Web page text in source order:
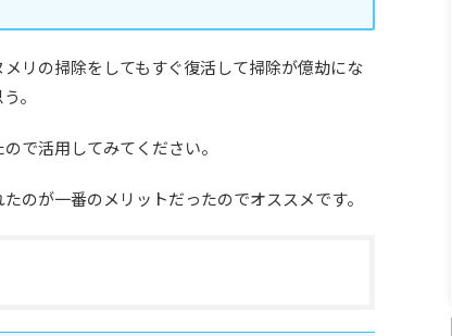
リの掃除をしてもすぐ復活して掃除が億劫にな
。
で活用してみてください。
のが一番のメリットだったのでオススメです。